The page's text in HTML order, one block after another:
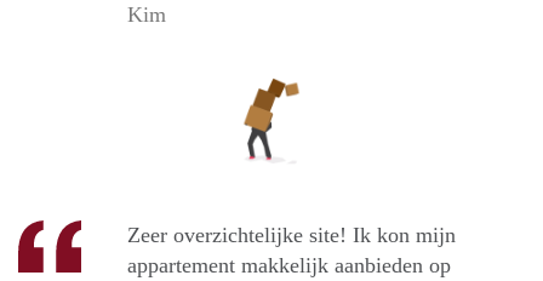
Kim
Zeer overzichtelijke site! Ik kon mijn
appartement makkelijk aanbieden op